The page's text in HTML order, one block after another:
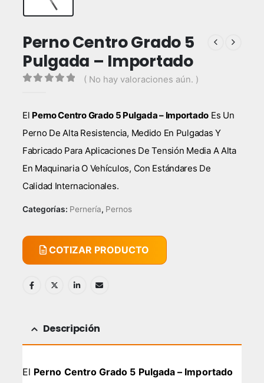
Perno Centro Grado 5
Pulgada – Importado
( No hay valoraciones aún. )
El Perno Centro Grado 5 Pulgada – Importado Es Un
Perno De Alta Resistencia, Medido En Pulgadas Y
Fabricado Para Aplicaciones De Tensión Media A Alta
En Maquinaria O Vehículos, Con Estándares De
Calidad Internacionales.
Categorías: Pernería, Pernos
COTIZAR PRODUCTO
Descripción
El Perno Centro Grado 5 Pulgada – Importado